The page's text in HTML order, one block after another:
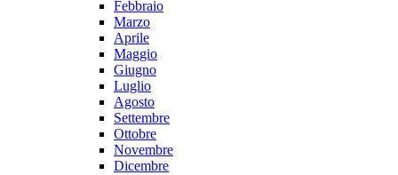
Febbraio
Marzo
Aprile
Maggio
Giugno
Luglio
Agosto
Settembre
Ottobre
Novembre
Dicembre